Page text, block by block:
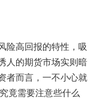
险高回报的特性，吸
人的期货市场实则暗
者而言，一不小心就
竟需要注意些什么